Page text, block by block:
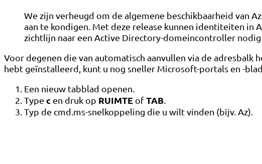
We zijn verheugd om de algemene beschikbaarheid van
aan te kondigen. Met deze release kunnen identiteiten in
zichtlijn naar een Active Directory-domeincontroller nodig
Voor degenen die van automatisch aanvullen via de adresbalk
hebt geïnstalleerd, kunt u nog sneller Microsoft-portals en -
Een nieuw tabblad openen.
Type c en druk op RUIMTE ofTAB.
Typ de cmd.ms-snelkoppeling die u wilt vinden (bijv. Az).